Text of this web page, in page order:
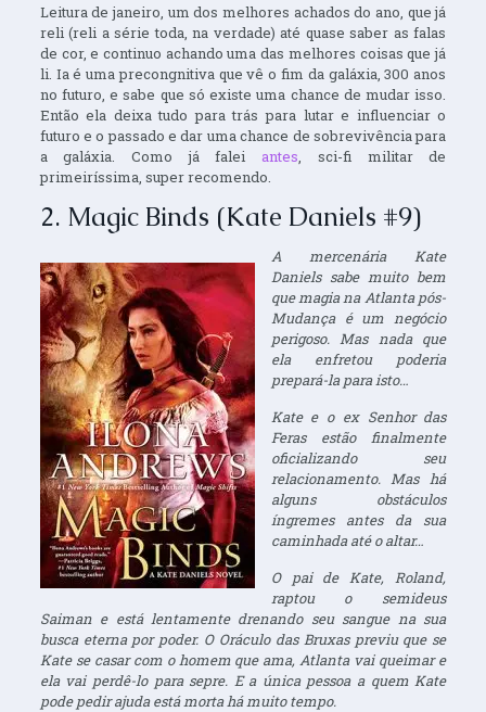
Leitura de janeiro, um dos melhores achados do ano, que já
reli (reli a série toda, na verdade) até quase saber as falas
de cor, e continuo achando uma das melhores coisas que já
li. Ia é uma precongnitiva que vê o fim da galáxia, 300 anos
no futuro, e sabe que só existe uma chance de mudar isso.
Então ela deixa tudo para trás para lutar e influenciar o
futuro e o passado e dar uma chance de sobrevivência para
a galáxia. Como já falei antes , sci-fi militar de
primeiríssima, super recomendo.
2. Magic Binds (Kate Daniels #9)
A mercenária Kate
Daniels sabe muito bem
que magia na Atlanta pós-
Mudança é um negócio
perigoso. Mas nada que
ela enfretou poderia
prepará-la para isto…
Kate e o ex Senhor das
Feras estão finalmente
oficializando seu
relacionamento. Mas há
alguns obstáculos
íngremes antes da sua
caminhada até o altar…
O pai de Kate, Roland,
raptou o semideus
Saiman e está lentamente drenando seu sangue na sua
busca eterna por poder. O Oráculo das Bruxas previu que se
Kate se casar com o homem que ama, Atlanta vai queimar e
ela vai perdê-lo para sepre. E a única pessoa a quem Kate
pode pedir ajuda está morta há muito tempo.